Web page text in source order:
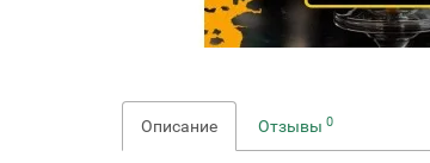
Описание Отзывы 0